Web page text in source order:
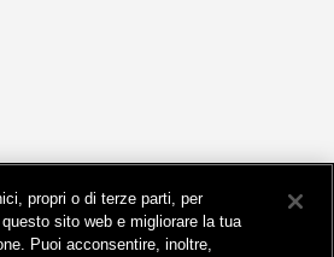
infrastrutture per una mobilità sostenibile di
le distanze per lo sviluppo e la crescita
propri o di terze parti, per
sito web e migliorare la tua
Puoi acconsentire, inoltre,